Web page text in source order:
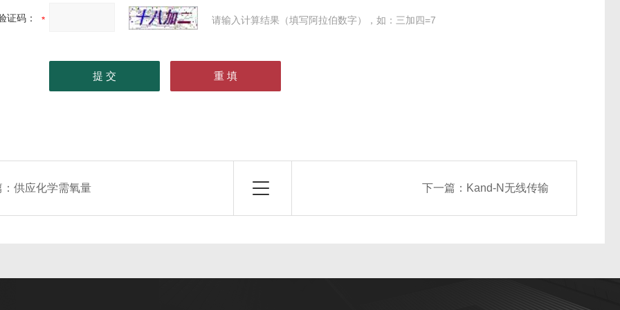
证码： 请输入计算结果（填写阿拉伯数字），如：三加四=7
：供应化学需氧量 下一篇： Kand-N无线传输